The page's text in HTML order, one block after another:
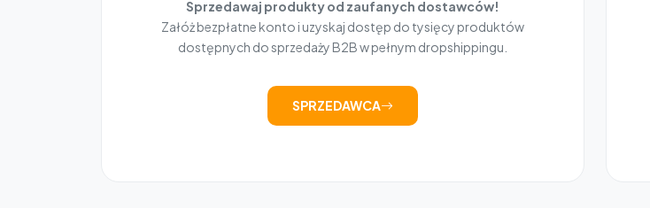
Sprzedawaj produkty od zaufanych dostawców!
Załóż bezpłatne konto i uzyskaj dostęp do tysięcy produktów
dostępnych do sprzedaży B2B w pełnym dropshippingu.
SPRZEDAWCA